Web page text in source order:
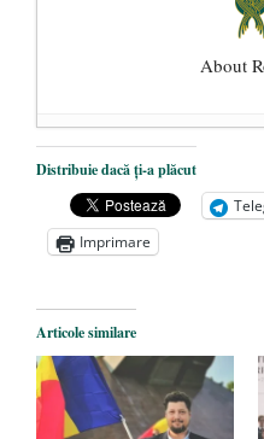
About
Dezvăluiri
președintele
Zelensky
- 13
Statul care
Legea Vexler
poetului Octavian
- 16 aprilie 2026
Distribuie dacă ți-a plăcut
Imprimare
Articole similare